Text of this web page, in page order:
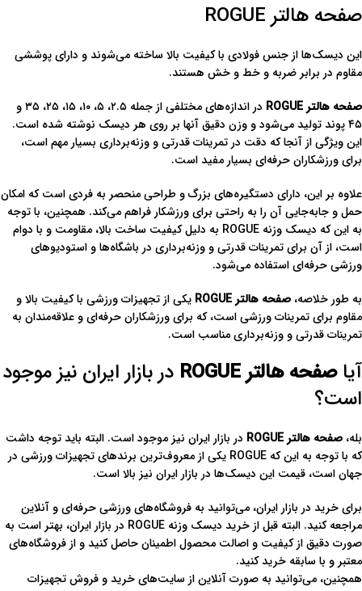
صفحه هالتر ROGUE
این دیسک‌ها از جنس فولادی با کیفیت بالا ساخته می‌شوند و دارای پوششی
مقاوم در برابر ضربه و خط و خش هستند.
صفحه هالتر ROGUE
در اندازه‌های مختلفی از جمله ۲.۵، ۵، ۱۰، ۱۵، ۲۵، ۳۵ و
۴۵ پوند تولید می‌شود و وزن دقیق آنها بر روی هر دیسک نوشته شده است.
این ویژگی از آنجا که دقت در تمرینات قدرتی و وزنه‌برداری بسیار مهم است،
برای ورزشکاران حرفه‌ای بسیار مفید است.
علاوه بر این، دارای دستگیره‌های بزرگ و طراحی منحصر به فردی است که امکان
حمل و جابه‌جایی آن را به راحتی برای ورزشکار فراهم می‌کند. همچنین، با توجه
به این که دیسک وزنه ROGUE به دلیل کیفیت ساخت بالا، مقاومت و با دوام
است، از آن برای تمرینات قدرتی و وزنه‌برداری در باشگاه‌ها و استودیوهای
ورزشی حرفه‌ای استفاده می‌شود.
به طور خلاصه، صفحه هالتر ROGUE
یکی از تجهیزات ورزشی با کیفیت بالا و
مقاوم برای تمرینات ورزشی است، که برای ورزشکاران حرفه‌ای و علاقه‌مندان به
تمرینات قدرتی و وزنه‌برداری مناسب است.
آیاصفحه هالتر ROGUE
در بازار ایران نیز موجود
است؟
بله، صفحه هالتر ROGUE
در بازار ایران نیز موجود است. البته باید توجه داشت
که با توجه به این که ROGUE یکی از معروف‌ترین برندهای تجهیزات ورزشی در
جهان است، قیمت این دیسک‌ها در بازار ایران نیز بالا است.
برای خرید در بازار ایران، می‌توانید به فروشگاه‌های ورزشی حرفه‌ای و آنلاین
مراجعه کنید. البته قبل از خرید دیسک وزنه ROGUE در بازار ایران، بهتر است به
صورت دقیق از کیفیت و اصالت محصول اطمینان حاصل کنید و از فروشگاه‌های
معتبر و با سابقه خرید کنید.
همچنین، می‌توانید به صورت آنلاین از سایت‌های خرید و فروش تجهیزات